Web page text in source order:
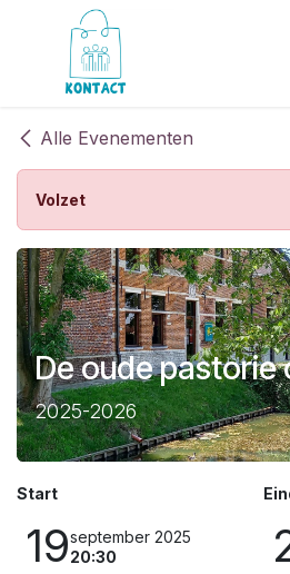
Overslaan naar inhoud
Alle Evenementen
Volzet
De oude
2025-2026
Start
19september 2025
20:30